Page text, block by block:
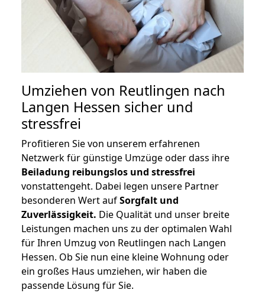
Umziehen von Reutlingen nach
Langen Hessen sicher und
stressfrei
Profitieren Sie von unserem erfahrenen
Netzwerk für günstige Umzüge oder dass ihre
Beiladung reibungslos und stressfrei
vonstattengeht. Dabei legen unsere Partner
besonderen Wert aufSorgfalt und
Zuverlässigkeit. Die Qualität und unser breite
Leistungen machen uns zu der optimalen Wahl
für Ihren Umzug von Reutlingen nach Langen
Hessen. Ob Sie nun eine kleine Wohnung oder
ein großes Haus umziehen, wir haben die
passende Lösung für Sie.